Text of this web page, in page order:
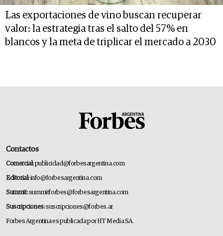
Las exportaciones de vino buscan recuperar
valor: la estrategia tras el salto del 57% en
blancos y la meta de triplicar el mercado a 2030
Contactos
Comercial:publicidad@forbesargentina.com
Editorial:info@forbesargentina.com
Summit:summitforbes@forbesargentina.com
Suscripciones:suscripciones@forbes.ar
Forbes Argentina es publicada por HT Media SA.